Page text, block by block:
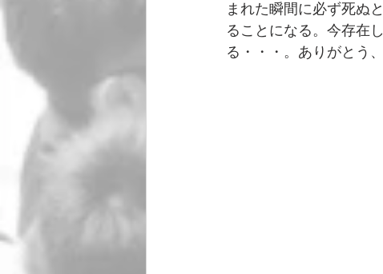
まれた瞬間に必ず死ぬ
ることになる。今存在
る・・・。ありがとう